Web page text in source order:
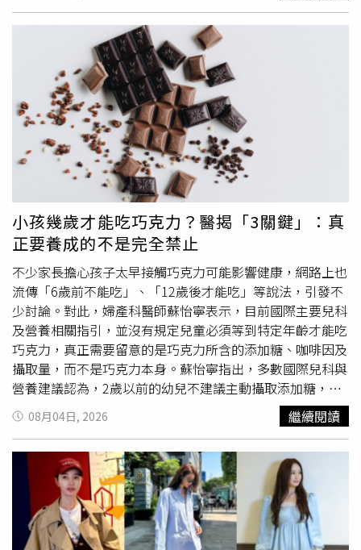
合，利用泥炭吸附液體，之後由大型真空吸槽車運往一座耗
時3週挖掘、底部鋪設高密度聚乙烯（HDPE）防滲層的掩
埋坑，最後再覆蓋表土完成封存。負責工程的Sharp
Management公司負責人葛倫夏普（Glenn Sharp）表示，
這是他從業以來少見的特殊工程，這批魚露屬於「特殊廢棄
物」，不符合任何現有標準分類，因此整個清理流程都必須
重新規畫設計，幾乎沒有可直接套用的案例。萊恩表示，整
項工程總經費約170萬加元（約新台幣3650萬元），其中小
鎮須先籌措19.8萬加元（約新台幣425萬元）配合款，雖然
未來可望獲得返還，但對人口只有300人的小鎮而言，仍是
一筆相當沉重的負擔。他希望，等工程全部完成後，居民終
於能擺脫困擾20多年的惡臭，也希望外界未來提起聖瑪麗鎮
時，不再只想到那股令人作嘔的魚臭味，而是記住它原本優
美的海岸風光。談起這一路走來的歷程，萊恩感慨表示，小
鎮多年來幾乎只能靠自己，始終沒有放棄爭取改善環境，
「我們一直努力、一直奮戰，因為我們知道，自己堅持的是
正確的事。」
善，家屬甚至一度被告知情況危急，隨後轉送上海市公共衛
生臨床中心治療。醫師表示，男子到院時血紅素已低於每分
升6克，已經是嚴重貧血及凝血功能異常，且腸道大面積潰
瘍、反覆內出血，無法再次接受手術。所幸，經過醫療團隊
30多天的治療，男子才終於順利脫離險境。醫師表示，痢疾
阿米巴原蟲主要透過遭糞便污染的食物或飲水傳播，若食用
未經高溫處理的生食，感染風險相對較高，該疾病主要攻擊
腸道或肝臟，感染後多數患者會出現腹瀉、腹痛等症狀，容
易被誤認為一般腸胃炎，但少數嚴重病例可能會出現腸道潰
瘍、內出血，甚至引發敗血性休克、危及生命。泰國疾病管
制部門表示，當地感染痢疾阿米巴原蟲的致死率極低，40年
來僅有17例感染紀錄。此外，報導透露，痢疾阿米巴與俗稱
「食腦變形蟲」的福氏內格里原蟲（Naegleria fowleri）是
完全不同的病原體，後者通常生存於溫暖的淡水環境，透過
接觸鼻腔而感染並侵入腦部，引發原發性阿米巴腦膜腦炎，
致死率高達96%以上。
小孩幾歲才能吃巧克力？醫揭「3關鍵」：真
正要養成的不是完全禁止
不少家長擔心孩子太早接觸巧克力可能影響健康，網路上也
流傳「6歲前不能吃」、「12歲後才能吃」等說法，引發不
少討論。對此，婦產科醫師蘇怡寧表示，目前國際主要兒科
及營養相關指引，並沒有規定兒童必須等到特定年齡才能吃
巧克力，真正需要留意的是巧克力所含的添加糖、咖啡因及
攝取量，而不是巧克力本身。蘇怡寧指出，多數國際兒科與
營養建議認為，2歲以前的幼兒不建議主動攝取添加糖，因
此不建議提供巧克力，主要原因並非巧克力有害，而是市售
巧克力通常含有較高的糖分，若過早攝取，可能影響幼兒飲
食習慣及健康。此外，巧克力中也含有咖啡因及天然成分可
可鹼（Theobromine）。蘇怡寧表示，許多人不知道巧克力
含有刺激性成分，但一般牛奶巧克力中的咖啡因含量其實不
高，通常僅有數毫克，遠低於一杯咖啡，因此偶爾少量食
用，與經常飲用咖啡、濃茶、可樂或能量飲料所攝取的咖啡
因並不能相提並論。至於不少家長擔心巧克力會導致性早
08月04日, 2026 繼續閱讀